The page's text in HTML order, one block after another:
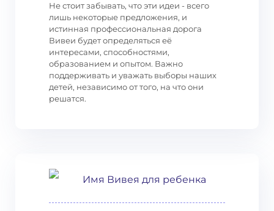
Не стоит забывать, что эти идеи - всего
лишь некоторые предложения, и
истинная профессиональная дорога
Вивеи будет определяться её
интересами, способностями,
образованием и опытом. Важно
поддерживать и уважать выборы наших
детей, независимо от того, на что они
решатся.
Имя Вивея для ребенка